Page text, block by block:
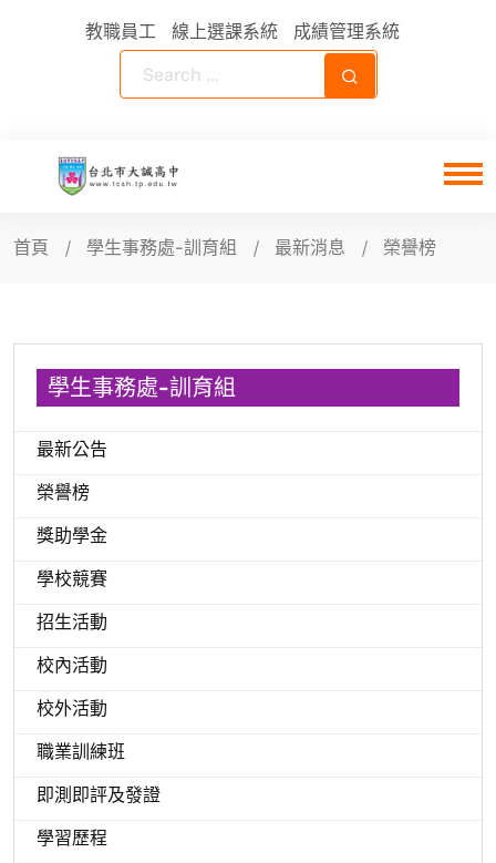
教職員工 線上選課系統 成績管理系統
首頁 學生事務處-訓育組 最新消息 榮譽榜
學生事務處-訓育組
最新公告
榮譽榜
獎助學金
學校競賽
招生活動
校內活動
校外活動
職業訓練班
即測即評及發證
學習歷程